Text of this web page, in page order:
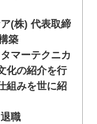
(株) 代表取締
築
マーテクニカ
化の紹介を行
組みを世に紹
職